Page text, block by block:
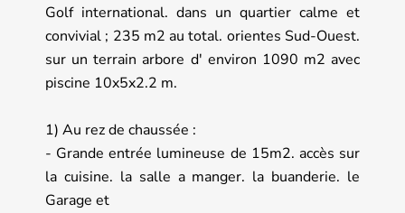
Golf international. dans un quartier calme et
convivial ; 235 m2 au total. orientes Sud-Ouest.
sur un terrain arbore d' environ 1090 m2 avec
piscine 10x5x2.2 m.
1) Au rez de chaussée :
- Grande entrée lumineuse de 15m2. accès sur
la cuisine. la salle a manger. la buanderie. le
Garage et